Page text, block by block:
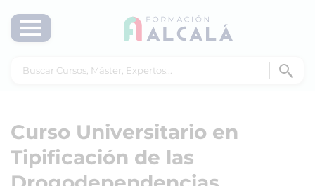
Curso Universitario en
Tipificación de las